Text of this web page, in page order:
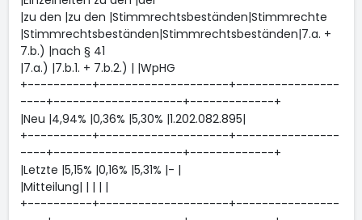
|zu den |zu den |Stimmrechtsbeständen|Stimmrechte
|Stimmrechtsbeständen|Stimmrechtsbeständen|7.a. +
7.b.) |nach § 41
|7.a.) |7.b.1. + 7.b.2.) | |WpHG
+----------+--------------------+----------------
----+--------------------+-------------+
|Neu |4,94% |0,36% |5,30% |1.202.082.895|
+----------+--------------------+----------------
----+--------------------+-------------+
|Letzte |5,15% |0,16% |5,31% |- |
|Mitteilung| | | | |
+----------+--------------------+----------------